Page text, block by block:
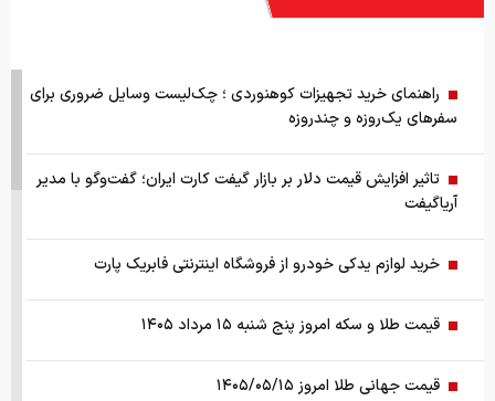
راهنمای خرید تجهیزات کوهنوردی ؛ چک‌لیست وسایل ضروری برای
سفرهای یک‌روزه و چندروزه
تاثیر افزایش قیمت دلار بر بازار گیفت کارت ایران؛ گفت‌وگو با مدیر
آریاگیفت
خرید لوازم یدکی خودرو از فروشگاه اینترنتی فابریک پارت
قیمت طلا و سکه امروز پنج شنبه ۱۵ مرداد ۱۴۰۵
قیمت جهانی طلا امروز ۱۴۰۵/۰۵/۱۵